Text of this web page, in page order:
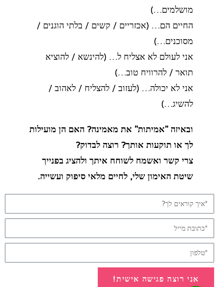
מושלמים…)
החיים הם… (אכזריים / קשים / בלתי הוגנים /
מסוכנים…)
אני לעולם לא אצליח ל… (להינשא / להוציא
תואר / להרוויח טוב…)
אני לא יכולה… (לעזוב / להצליח / לאהוב /
להשיג…)
ובאיזה "אמיתות" את מאמינה? האם הן מועילות
לך או תוקעות אותך? רוצה לבדוק?
צרי קשר ואשמח לשוחח איתך ולהציג בפנייך
שיטת האימון שלי, לחיים מלאי סיפוק ועשייה.
אני רוצה פגישה אישית!